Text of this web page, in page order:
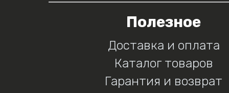
Полезное
Доставка и оплата
Каталог товаров
Гарантия и возврат